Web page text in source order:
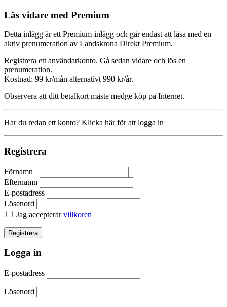
Läs vidare med Premium
Detta inlägg är ett Premium-inlägg och går endast att läsa med en
aktiv prenumeration av Landskrona Direkt Premium.
Registrera ett användarkonto. Gå sedan vidare och lös en
prenumeration.
Kostnad: 99 kr/mån alternativt 990 kr/år.
Observera att ditt betalkort måste medge köp på Internet.
Har du redan ett konto? Klicka här för att logga in
Registrera
Förnamn
Efternamn
E-postadress
Lösenord
Jag accepterarvillkoren
Logga in
E-postadress
Lösenord